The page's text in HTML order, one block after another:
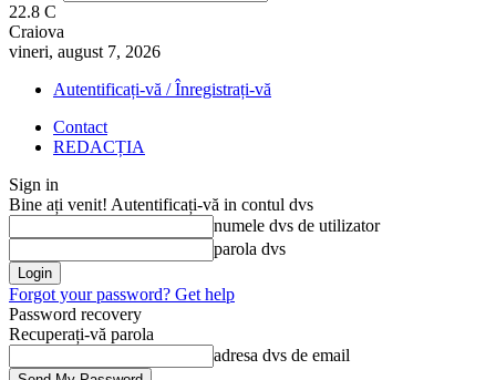
22.8 C
Craiova
vineri, august 7, 2026
Autentificați-vă / Înregistrați-vă
Contact
REDACȚIA
Sign in
Bine ați venit! Autentificați-vă in contul dvs
numele dvs de utilizator
parola dvs
Forgot your password? Get help
Password recovery
Recuperați-vă parola
adresa dvs de email